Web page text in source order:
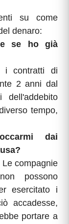
su come
denaro:
se ho già
i contratti di
2 anni dal
tempo,
dai
compagnie
possono
esercitato i
accadesse,
portare a